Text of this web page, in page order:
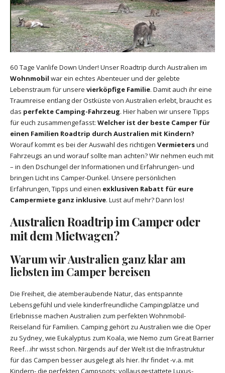
60 Tage Vanlife Down Under! Unser Roadtrip durch Australien im
Wohnmobil war ein echtes Abenteuer und der gelebte
Lebenstraum für unsere vierköpfige Familie. Damit auch ihr eine
Traumreise entlang der Ostküste von Australien erlebt, braucht es
das perfekte Camping-Fahrzeug. Hier haben wir unsere Tipps
für euch zusammengefasst: Welcher ist der beste Camper für
einen Familien Roadtrip durch Australien mit Kindern?
Worauf kommt es bei der Auswahl des richtigen Vermietersund
Fahrzeugs an und worauf sollte man achten? Wir nehmen euch mit
– in den Dschungel der Informationen und Erfahrungen- und
bringen Licht ins Camper-Dunkel. Unsere persönlichen
Erfahrungen, Tipps und einen exklusiven Rabatt für eure
Campermiete ganz inklusive. Lust auf mehr? Dann los!
Australien Roadtrip im Camper oder
mit dem Mietwagen?
Warum wir Australien ganz klar am
liebsten im Camper bereisen
Die Freiheit, die atemberaubende Natur, das entspannte
Lebensgefühl und viele kinderfreundliche Campingplätze und
Erlebnisse machen Australien zum perfekten Wohnmobil-
Reiseland für Familien. Camping gehört zu Australien wie die Oper
zu Sydney, wie Eukalyptus zum Koala, wie Nemo zum Great Barrier
Reef…ihr wisst schon. Nirgends auf der Welt ist die Infrastruktur
für das Campen besser ausgelegt als hier. Ihr findet -v.a. mit
Kindern- die perfekten Campspots: vollausgestattete Luxus-